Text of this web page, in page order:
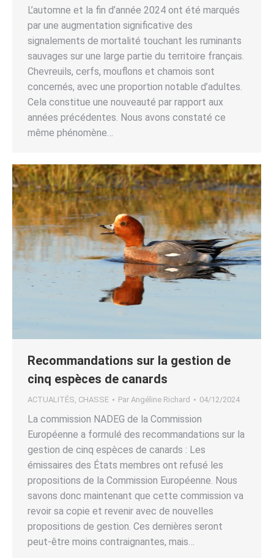
L’automne et la fin d’année 2024 ont été marqués
par une augmentation significative des
signalements de mortalité touchant les ruminants
sauvages sur une large partie du territoire français.
Chevreuils, cerfs, mouflons et chamois sont
concernés, avec une proportion notable d’adultes.
Cela constitue une nouveauté par rapport aux
années précédentes. Nous avons constaté ce
même phénomène…
Recommandations sur la gestion de
cinq espèces de canards
ACTUALITÉS CHASSE Par Angéline Richard 04/12/2024
La commission NADEG de la Commission
Européenne a formulé des recommandations sur la
gestion de cinq espèces de canards : Les
émissaires des États membres ont refusé les
propositions de la Commission Européenne. Nous
savons donc maintenant que cette commission va
revoir sa copie et revenir avec de nouvelles
propositions de gestion. Ces dernières seront
peut-être moins contraignantes, mais…